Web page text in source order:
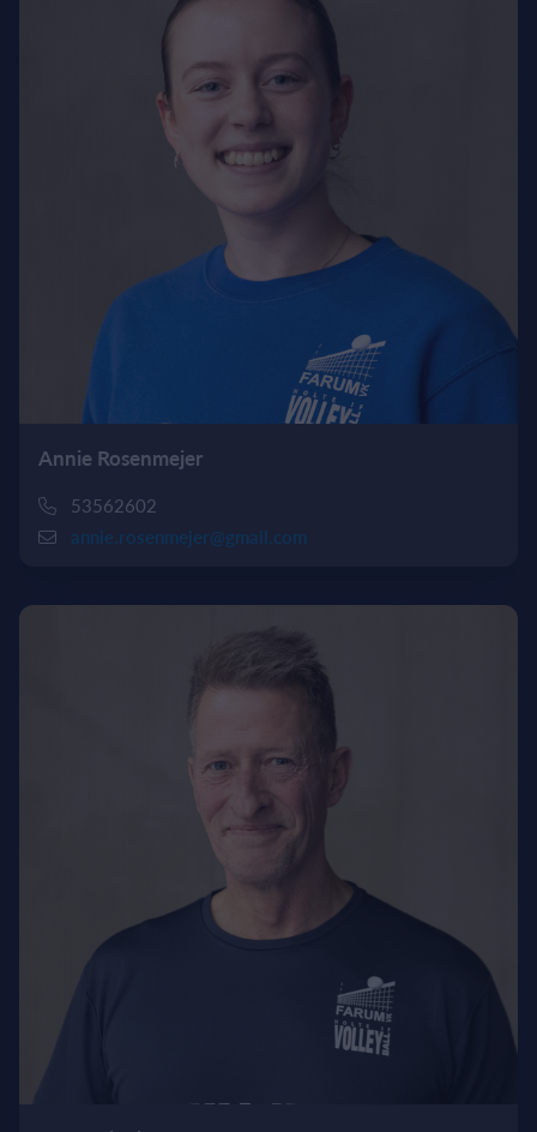
Annie Rosenmejer
53562602
annie.rosenmejer@gmail.com